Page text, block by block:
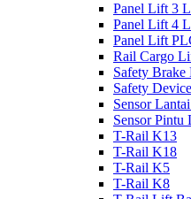
Panel Lift 3
Panel Lift 4
Panel Lift
Rail Cargo
Safety
Safety
Sensor
Sensor Pintu
T-Rail K13
T-Rail K18
T-Rail K5
T-Rail K8